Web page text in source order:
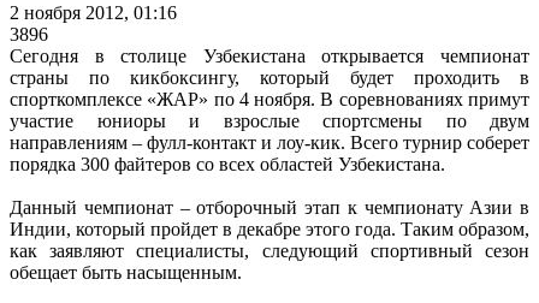
2 ноября 2012, 01:16
3896
Сегодня в столице Узбекистана открывается чемпионат
страны по кикбоксингу, который будет проходить в
спорткомплексе «ЖАР» по 4 ноября. В соревнованиях примут
участие юниоры и взрослые спортсмены по двум
направлениям – фулл-контакт и лоу-кик. Всего турнир соберет
порядка 300 файтеров со всех областей Узбекистана.
Данный чемпионат – отборочный этап к чемпионату Азии в
Индии, который пройдет в декабре этого года. Таким образом,
как заявляют специалисты, следующий спортивный сезон
обещает быть насыщенным.